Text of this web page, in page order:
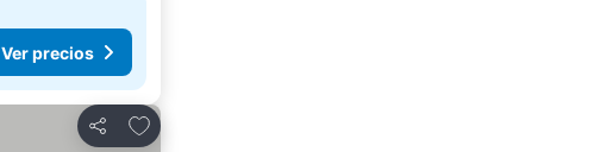
Ver precios
Compartir
Agregar a favoritos